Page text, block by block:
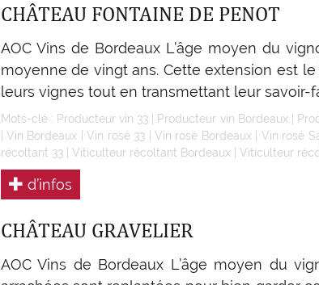
CHÂTEAU FONTAINE DE PENOT
AOC Vins de Bordeaux L’âge moyen du
moyenne de vingt ans. Cette extension est
leurs vignes tout en transmettant leur savoir-
Mots-clé : Producteur vin 33 Producteur vin Bordeaux|
|Vin Bordeaux |Vin rosé 33 |Vin rosé Bordeaux| Vin rosé
récoltant 33| Viticulteur récoltant Bordeaux| Viticulteur
d’infos
CHÂTEAU GRAVELIER
AOC Vins de Bordeaux L’âge moyen du